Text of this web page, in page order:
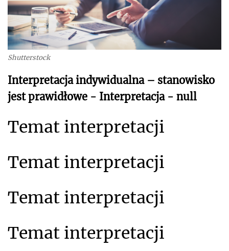
Shutterstock
Interpretacja indywidualna – stanowisko
jest prawidłowe - Interpretacja - null
Temat interpretacji
Temat interpretacji
Temat interpretacji
Temat interpretacji